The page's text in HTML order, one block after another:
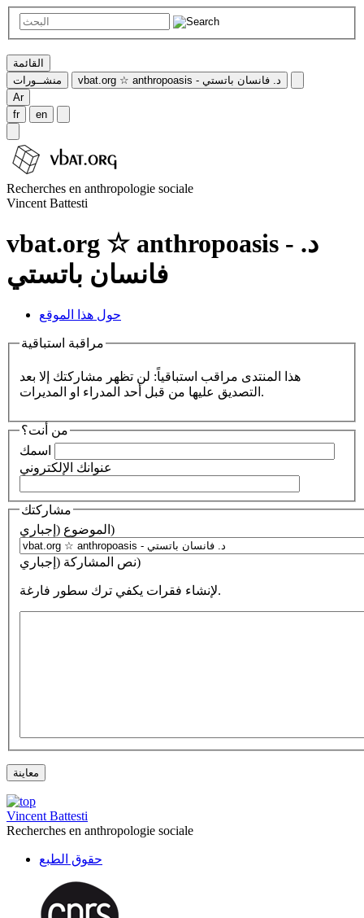
القائمة
منشــورات
vbat.org ☆ anthropoasis - د. فانسان باتستي
Ar
fr
en
Recherches en anthropologie sociale
Vincent Battesti
vbat.org ☆ anthropoasis - د.
فانسان باتستي
حول هذا الموقع
مراقبة استباقية
هذا المنتدى مراقب استباقياً: لن تظهر مشاركتك إلا بعد
التصديق عليها من قبل أحد المدراء او المديرات.
من أنت؟
اسمك
عنوانك الإلكتروني
مشاركتك
الموضوع (إجباري)
نص المشاركة (إجباري)
لإنشاء فقرات يكفي ترك سطور فارغة.
Vincent Battesti
Recherches en anthropologie sociale
حقوق الطبع